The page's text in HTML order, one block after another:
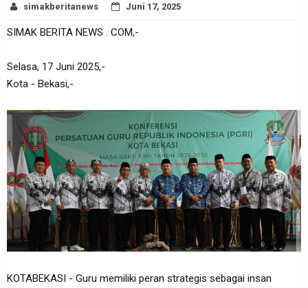
simakberitanews Juni 17, 2025
SIMAK BERITA NEWS . COM,-
Selasa, 17 Juni 2025,-
Kota - Bekasi,-
KOTABEKASI - Guru memiliki peran strategis sebagai insan